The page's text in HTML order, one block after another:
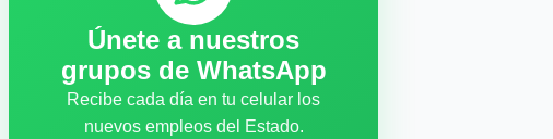
Únete a nuestros
grupos de WhatsApp
Recibe cada día en tu celular los
nuevos empleos del Estado.